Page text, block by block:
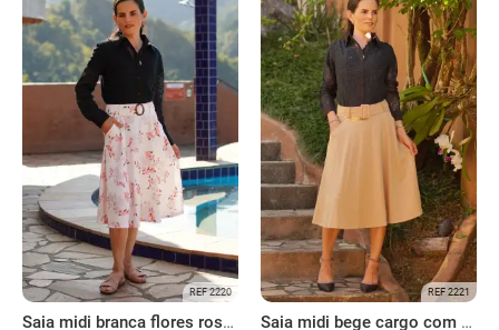
REF 2220
Saia midi branca flores rosas com bolsos
REF 2221
Saia midi bege cargo com bolsos